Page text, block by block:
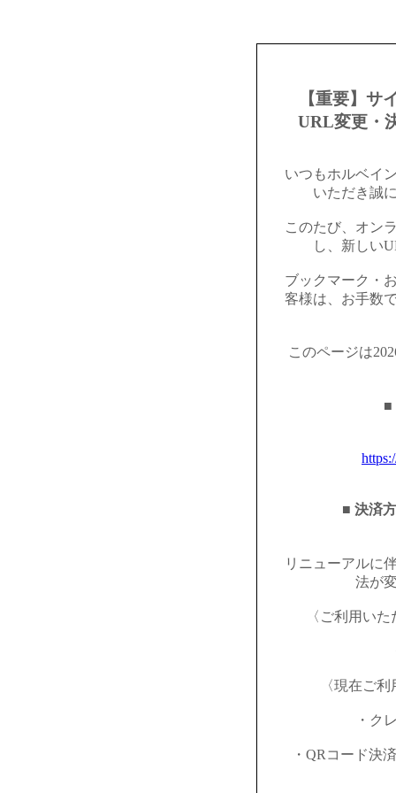
【重要】サ
URL変更・
いつもホルベイ
いただき誠
このたび、オン
し、新しい
ブックマーク・
客様は、お手数
このページは
■
■ 決済
リニューアルに
法が
〈ご利用い
〈現在ご
・ク
・QRコード決